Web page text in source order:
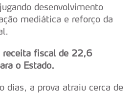
desenvolvimento
mediática e reforço da
receita fiscal de 22,6
o Estado.
dias, a prova atraiu cerca de